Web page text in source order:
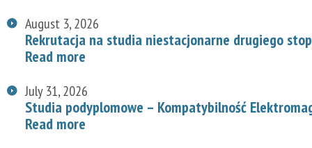
August 3, 2026
Rekrutacja na studia niestacjonarne drugiego
Read more
July 31, 2026
Studia podyplomowe – Kompatybilność
Read more